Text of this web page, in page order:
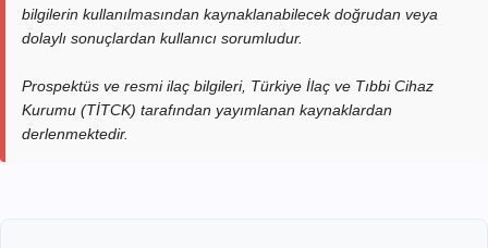
bilgilerin kullanılmasından kaynaklanabilecek doğrudan veya
dolaylı sonuçlardan kullanıcı sorumludur.
Prospektüs ve resmi ilaç bilgileri, Türkiye İlaç ve Tıbbi Cihaz
Kurumu (TİTCK) tarafından yayımlanan kaynaklardan
derlenmektedir.